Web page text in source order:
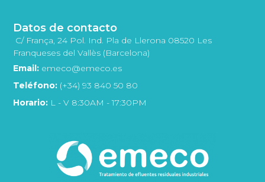
Datos de contacto
C/ França, 24 Pol. Ind. Pla de Llerona 08520 Les
Franqueses del Vallès (Barcelona)
Email: emeco@emeco.es
Teléfono: (+34) 93 840 50 80
Horario: L - V 8:30AM - 17:30PM